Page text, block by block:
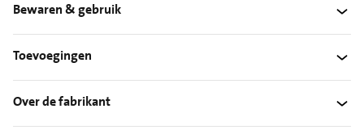
Bewaren & gebruik
Toevoegingen
Over de fabrikant